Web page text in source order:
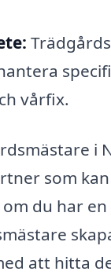
vårfix.
i
som
du har
att hitta